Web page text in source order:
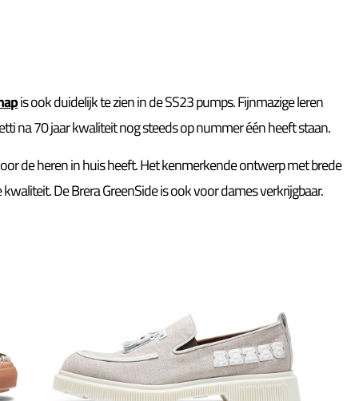
is ook duidelijk te zien in de SS23 pumps. Fijnmazige leren
na 70 jaar kwaliteit nog steeds op nummer één heeft staan.
de heren in huis heeft. Het kenmerkende ontwerp met brede
De Brera GreenSide is ook voor dames verkrijgbaar.